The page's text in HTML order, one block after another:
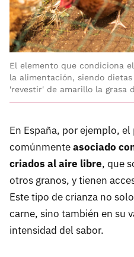
El elemento que condiciona
la alimentación, siendo
'revestir' de amarillo la grasa
En España, por ejemplo,
comúnmenteasociado
criados al aire libre, que
otros granos, y tienen
Este tipo de crianza no
carne, sino también en su
intensidad del sabor.